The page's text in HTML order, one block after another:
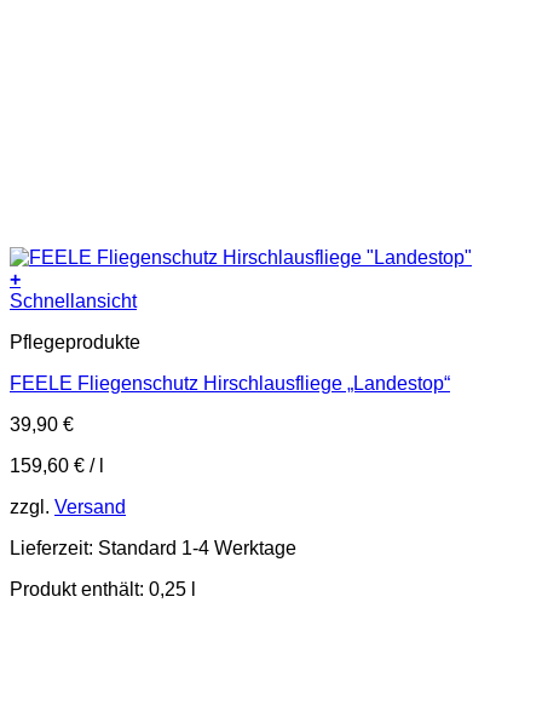
+
Schnellansicht
Pflegeprodukte
FEELE Fliegenschutz Hirschlausfliege „Landestop“
39,90 €
159,60 € /
zzgl. Versand
Lieferzeit: Standard 1-4 Werktage
Produkt enthält: 0,25